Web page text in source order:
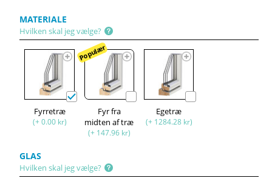
MATERIALE
Hvilken skal jeg vælge?
Fyrretræ
(+ 0.00 kr)
Populær
Fyr fra
midten af træ
(+ 147.96 kr)
Egetræ
(+ 1284.28 kr)
GLAS
Hvilken skal jeg vælge?